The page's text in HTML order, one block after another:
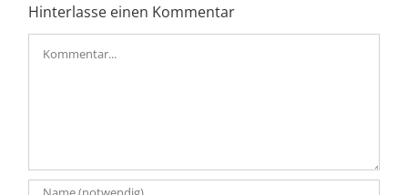
Hinterlasse einen Kommentar